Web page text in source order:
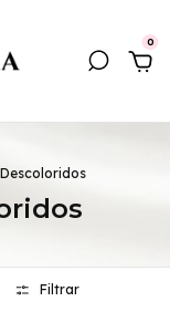
0
Filtrar